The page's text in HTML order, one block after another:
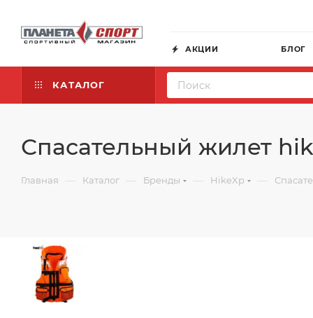
АКЦИИ БЛОГ
КАТАЛОГ
Спасательный жилет
Главная — Каталог — Бренды — HikeXp —